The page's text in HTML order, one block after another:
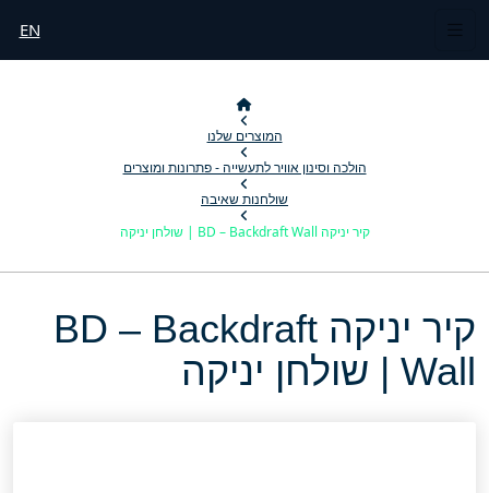
EN
המוצרים שלנו
הולכה וסינון אוויר לתעשייה - פתרונות ומוצרים
שולחנות שאיבה
קיר יניקה BD – Backdraft Wall | שולחן יניקה
קיר יניקה BD – Backdraft
Wall | שולחן יניקה